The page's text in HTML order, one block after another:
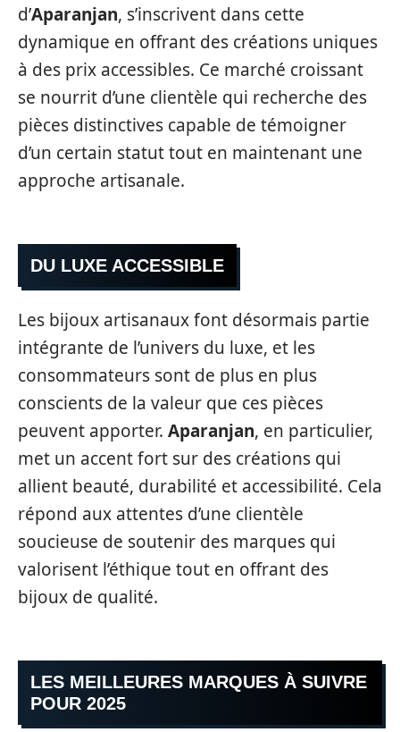
d’Aparanjan, s’inscrivent dans cette
dynamique en offrant des créations uniques
à des prix accessibles. Ce marché croissant
se nourrit d’une clientèle qui recherche des
pièces distinctives capable de témoigner
d’un certain statut tout en maintenant une
approche artisanale.
DU LUXE ACCESSIBLE
Les bijoux artisanaux font désormais partie
intégrante de l’univers du luxe, et les
consommateurs sont de plus en plus
conscients de la valeur que ces pièces
peuvent apporter. Aparanjan, en particulier,
met un accent fort sur des créations qui
allient beauté, durabilité et accessibilité. Cela
répond aux attentes d’une clientèle
soucieuse de soutenir des marques qui
valorisent l’éthique tout en offrant des
bijoux de qualité.
LES MEILLEURES MARQUES À SUIVRE
POUR 2025